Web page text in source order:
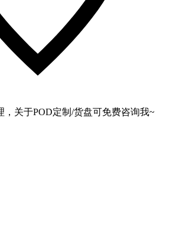
，关于POD定制/货盘可免费咨询我~